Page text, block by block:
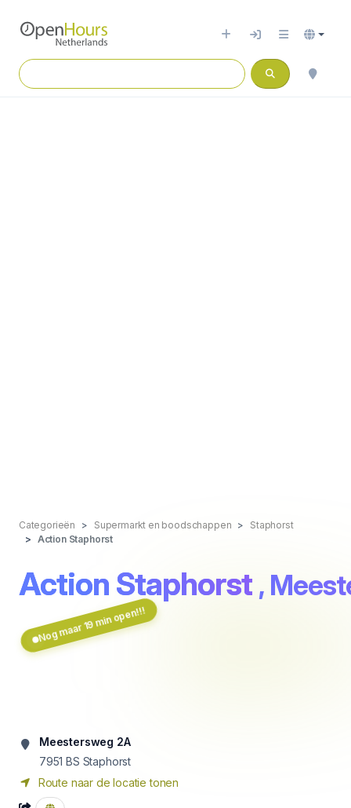
Categorieën Supermarkt en boodschappen
Staphorst
Action Staphorst
Action Staphorst ,
Nog maar 19 min open!!!
Meestersweg 2A
7951 BS Staphorst
Route naar de locatie tonen